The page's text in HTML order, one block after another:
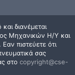
διανέμεται
Μηχανικών Η/Υ και
πιστεύετε ότι
σας
στο copyright@cse-